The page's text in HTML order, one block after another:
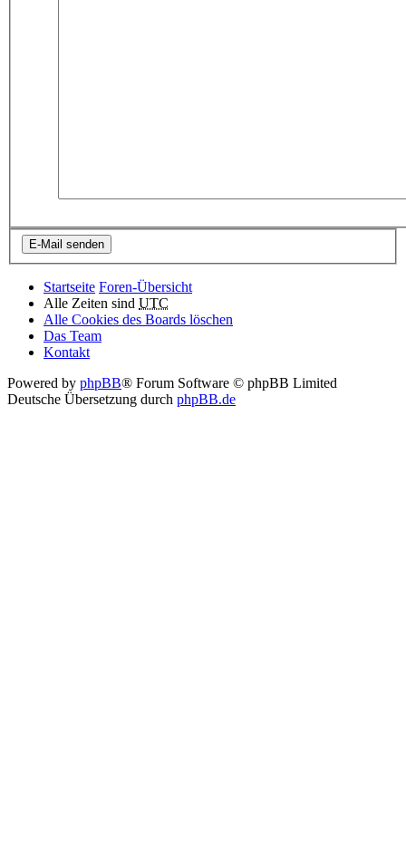
Startseite Foren-Übersicht
Alle Zeiten sind UTC
Alle Cookies des Boards löschen
Das Team
Kontakt
Powered by phpBB® Forum Software © phpBB Limited
Deutsche Übersetzung durch phpBB.de